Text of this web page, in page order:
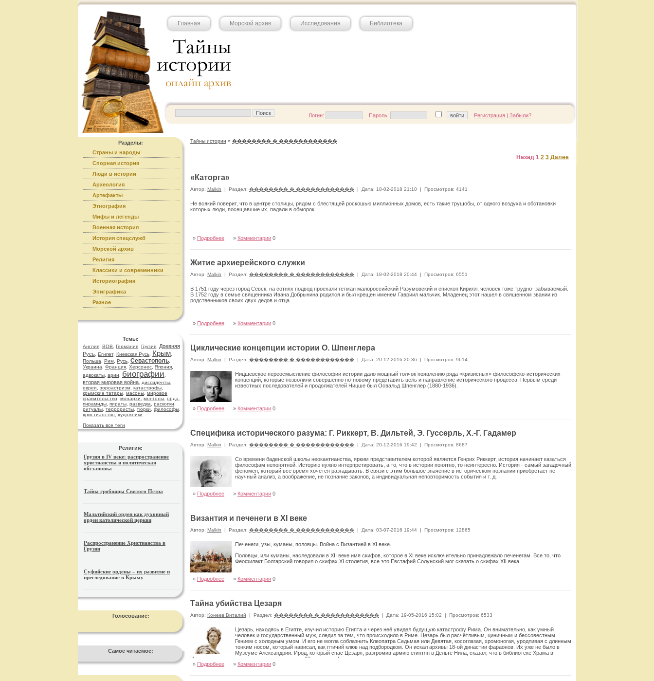
Главная Морской архив Исследования Библиотека
Логин: Пароль: Регистрация | Забыли?
Разделы:
Страны и народы
Спорная история
Люди в истории
Археология
Артефакты
Этнография
Мифы и легенды
Военная история
История спецслужб
Морской архив
Религия
Классики и современники
Историография
Эпиграфика
Разное
Темы:
Англия ВОВ Германия Грузия
Древняя
Русь Египет, Киевская Русь Крым
Польша
Рим Русь Севастополь
Украина
Франция Херсонес Япония
адвокаты арии биографии
вторая мировая война диссиденты
евреи
зороастризм катастрофы
крымские татары масоны мировое
правительство
монархи монголы орда
пирамиды пираты разведка раскопки
ритуалы террористы тюрки философы
христианство
художники
Показать все теги
Религия:
Грузия в IV веке: распространение
христианства и политическая
обстановка
Тайна гробницы Святого Петра
Мальтийский орден как духовный
орден католической церкви
Распространение Христианства в
Грузии
Суфийские ордены – их развитие и
преследование в Крыму
Голосование:
Самое читаемое:
Тайны истории » �������� � ������������
Назад 1 2 3 Далее
«Каторга»
Автор: Malkin | Раздел: �������� � ������������ | Дата: 18-02-2018 21:10 | Просмотров: 4141
Не всякий поверит, что в центре столицы, рядом с блестящей роскошью миллионных домов, есть такие трущобы, от одного воздуха и обстановки
которых люди, посещавшие их, падали в обморок.
» Подробнее » Комментарии 0
Житие архиерейского служки
Автор: Malkin | Раздел: �������� � ������������ | Дата: 18-02-2018 20:44 | Просмотров: 6551
В 1751 году через город Севск, на сотнях под­вод проехали гетман малороссийский Разумов­ский и епископ Кирилл, человек тоже трудно- забываемый.
В 1752 году в семье священника Ивана Добрынина родился и был крещен именем Гавриил мальчик. Младенец этот нашел в священном звании из
родственни­ков своих двух дедов и отца.
» Подробнее » Комментарии 0
Циклические концепции истории О. Шпенглера
Автор: Malkin | Раздел: �������� � ������������ | Дата: 20-12-2016 20:36 | Просмотров: 9614
Ницшевское переосмысление философии истории дало мощный толчок появлению ряда «кризисных» философско-исторических
концепций, которые позволили совершенно по-новому представить цель и направление исторического про­цесса. Первым среди
известных последователей и продолжа­телей Ницше был Освальд Шпенглер (1880-1936).
» Подробнее » Комментарии 0
Специфика исторического разума: Г. Риккерт, В. Дильтей, Э. Гуссерль, Х.-Г. Гадамер
Автор: Malkin | Раздел: �������� � ������������ | Дата: 20-12-2016 19:42 | Просмотров: 8687
Со времени баденской школы неокантианства, ярким представителем которой является Генрих Риккерт, история начинает казаться
философам непонятной. Историю нужно интерпретировать, а то, что в истории понятно, то неинтересно. История - самый загадочный
феномен, который все время хочется разгадывать. В связи с этим большое значение в историческом познании приобретает не
научный анализ, а воображение, не познание законов, а индивидуальная неповторимость события и т. д.
» Подробнее » Комментарии 0
Византия и печенеги в XI веке
Автор: Malkin | Раздел: �������� � ������������ | Дата: 03-07-2016 19:44 | Просмотров: 12865
Печенеги, узы, куманы, половцы. Война с Византией в XI веке.
Половцы, или куманы, наследовали в XII веке имя скифов, которое в XI веке исключительно принадлежало печенегам. Все то, что
Феофилакт Болгарский говорил о скифах XI столетия, все это Евстафий Солунский мог сказать о скифах XII века
» Подробнее » Комментарии 0
Тайна убийства Цезаря
Автор: Конеев Виталий | Раздел: �������� � ������������ | Дата: 19-05-2016 15:02 | Просмотров: 6533
Цезарь, находясь в Египте, изучил историю Египта и через неё увидел будущую катастрофу Рима. Он внимательно, как умный
человек и государственный муж, следил за тем, что происходило в Риме. Цезарь был расчётливым, циничным и бессовестным
Гением с холодным умом. И его не могла соблазнить Клеопатра Седьмая или Девятая, косоглазая, хромоногая, уродливая с длинным
тонким носом, который нависал, как птичий клюв над подбородком. Он искал архивы 18-ой династии фараонов. Их уже не было в
Музеуме Александрии. Ирод, который спас Цезаря, разгромив армию египтян в Дельте Нила, сказал, что в библиотеке Храма в
Иерусалиме есть древние архивы о времени 18 династии фараонов.
Смотреть
» Подробнее » Комментарии 0